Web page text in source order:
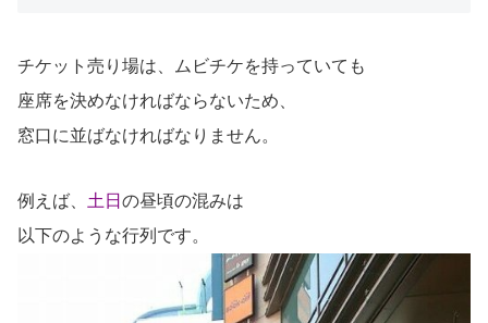
チケット売り場は、ムビチケを持っていても
座席を決めなければならないため、
窓口に並ばなければなりません。
例えば、 土日 の昼頃の混みは
以下のような行列です。